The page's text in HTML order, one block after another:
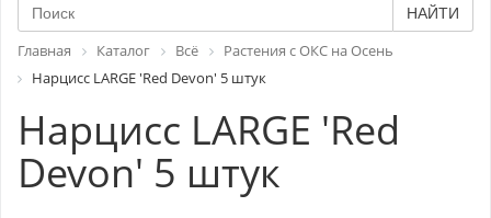
НАЙТИ
Главная Каталог Всё
Растения с ОКС на Осень
Нарцисс LARGE 'Red Devon' 5 штук
Нарцисс LARGE 'Red
Devon' 5 штук